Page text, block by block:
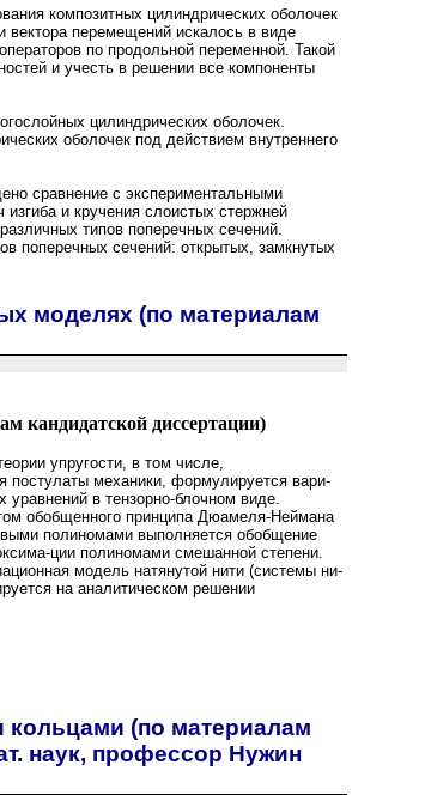
композитных цилиндрических оболочек
вектора перемещений искалось в виде
по продольной переменной. Такой
и учесть в решении все компоненты
цилиндрических оболочек.
оболочек под действием внутреннего
сравнение с экспериментальными
и кручения слоистых стержней
типов поперечных сечений.
поперечных сечений: открытых, замкнутых
моделях (по материалам
кандидатской диссертации)
упругости, в том числе,
механики, формулируется вари-
в тензорно-блочном виде.
обобщенного принципа Дюамеля-Неймана
полиномами выполняется обобщение
ции полиномами смешанной степени.
модель натянутой нити (системы ни-
на аналитическом решении
(по материалам
наук, профессор Нужин